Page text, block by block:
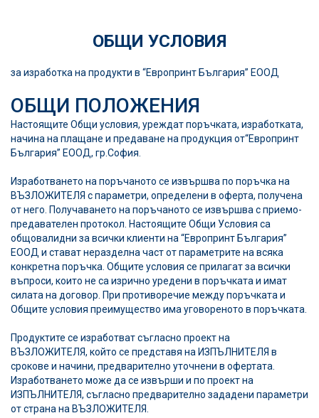
ОБЩИ УСЛОВИЯ
за изработка на продукти в “Европринт България” ЕООД
ОБЩИ ПОЛОЖЕНИЯ
Настоящите Общи условия, уреждат поръчката, изработката,
начина на плащане и предаване на продукция от“Европринт
България” ЕООД, гр.София.
Изработването на поръчаното се извършва по поръчка на
ВЪЗЛОЖИТЕЛЯ с параметри, определени в оферта, получена
от него. Получаването на поръчаното се извършва с приемо-
предавателен протокол. Настоящите Общи Условия са
общовалидни за всички клиенти на “Европринт България”
ЕООД и стават неразделна част от параметрите на всяка
конкретна поръчка. Общите условия се прилагат за всички
въпроси, които не са изрично уредени в поръчката и имат
силата на договор. При противоречие между поръчката и
Общите условия преимущество има уговореното в поръчката.
Продуктите се изработват съгласно проект на
ВЪЗЛОЖИТЕЛЯ, който се представя на ИЗПЪЛНИТЕЛЯ в
срокове и начини, предварително уточнени в офертата.
Изработването може да се извърши и по проект на
ИЗПЪЛНИТЕЛЯ, съгласно предварително зададени параметри
от страна на ВЪЗЛОЖИТЕЛЯ.